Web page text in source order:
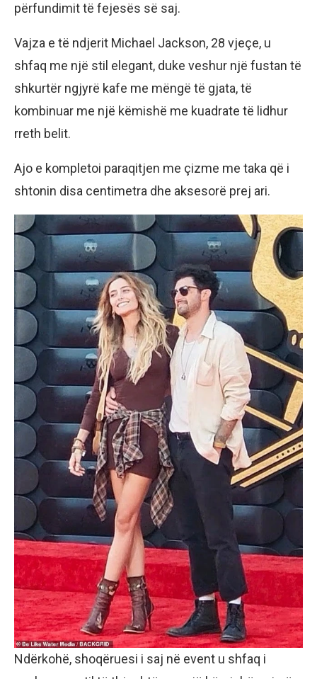
përfundimit të fejesës së saj.
Vajza e të ndjerit Michael Jackson, 28 vjeçe, u
shfaq me një stil elegant, duke veshur një fustan të
shkurtër ngjyrë kafe me mëngë të gjata, të
kombinuar me një këmishë me kuadrate të lidhur
rreth belit.
Ajo e kompletoi paraqitjen me çizme me taka që i
shtonin disa centimetra dhe aksesorë prej ari.
Ndërkohë, shoqëruesi i saj në event u shfaq i